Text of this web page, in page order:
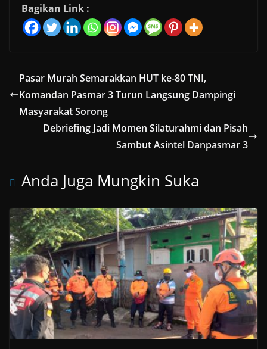
Bagikan Link :
Pasar Murah Semarakkan HUT ke-80 TNI,
Komandan Pasmar 3 Turun Langsung Dampingi
Masyarakat Sorong
Debriefing Jadi Momen Silaturahmi dan Pisah
Sambut Asintel Danpasmar 3
Anda Juga Mungkin Suka